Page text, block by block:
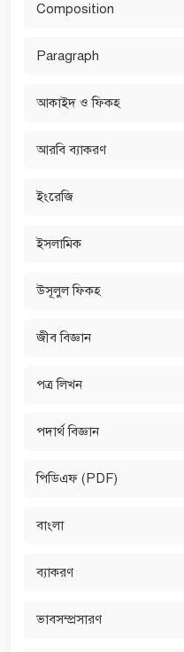
Composition
Paragraph
আকাইদ ও ফিকহ
আরবি ব্যাকরণ
ইংরেজি
ইসলামিক
উসূলুল ফিকহ
জীব বিজ্ঞান
পত্র লিখন
পদার্থ বিজ্ঞান
পিডিএফ (PDF)
বাংলা
ব্যাকরণ
ভাবসম্প্রসারণ